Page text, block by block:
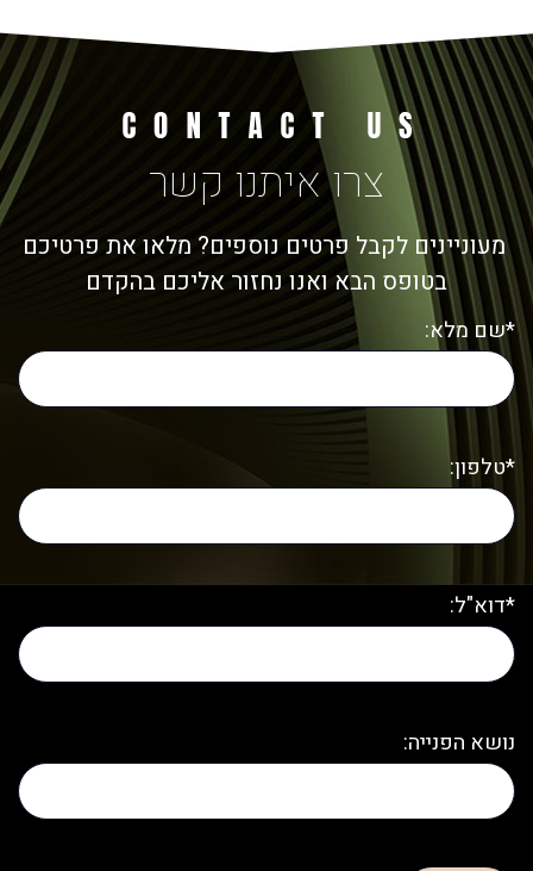
צרו איתנו קשר
מעוניינים לקבל פרטים נוספים? מלאו את פרטיכם
בטופס הבא ואנו נחזור אליכם בהקדם
*שם מלא:
*טלפון:
*דוא"ל:
נושא הפנייה: